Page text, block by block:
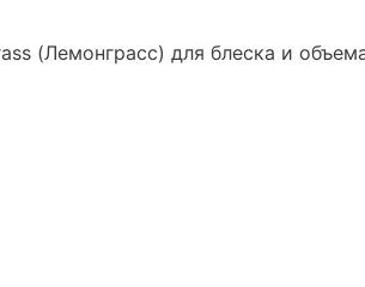
(Лемонграсс) для блеска и